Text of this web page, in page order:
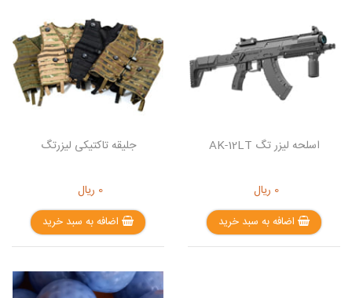
اسلحه لیزر تگ AK-12LT
0 ریال
اضافه به سبد خرید
جلیقه تاکتیکی لیزرتگ
0 ریال
اضافه به سبد خرید